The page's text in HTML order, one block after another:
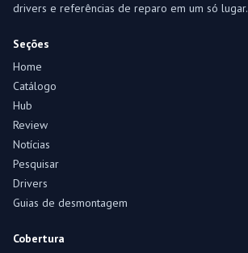
drivers e referências de reparo em um só lugar.
Seções
Home
Catálogo
Hub
Review
Notícias
Pesquisar
Drivers
Guias de desmontagem
Cobertura